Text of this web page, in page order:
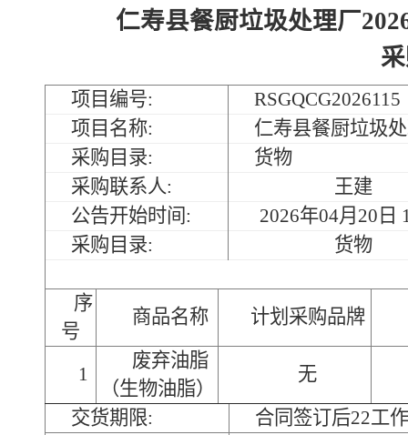
仁寿县餐厨垃圾处理厂
项目编号:
RSGQCG2026115
项目名称:
仁寿县餐厨垃圾
采购目录:
货物
采购联系人:
王建
公告开始时间:
2026年04月20日
采购目录:
货物
序
号
商品名称 计划采购品牌
1
废弃油脂
（生物油脂）
无
交货期限:
合同签订后22工